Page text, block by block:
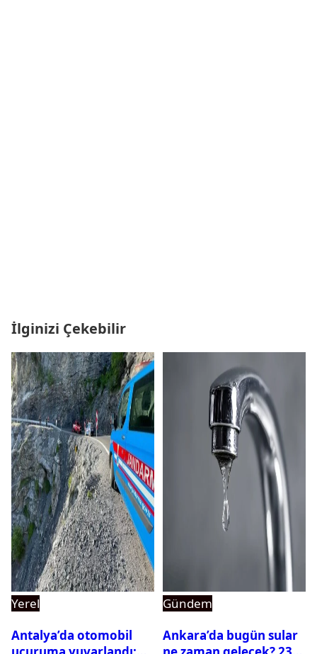
İlginizi Çekebilir
Yerel
Antalya’da otomobil
Gündem
Ankara’da bugün sular